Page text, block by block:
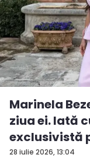
28 iulie 2026, 13:04
Marinela
ziua ei. Iată
exclusivistă